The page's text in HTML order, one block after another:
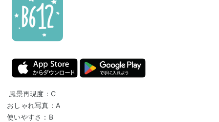
風景再現度：C
おしゃれ写真：A
使いやすさ：B